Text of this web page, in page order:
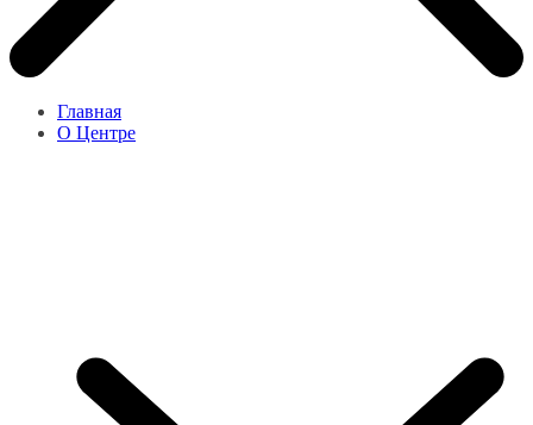
Главная
О Центре